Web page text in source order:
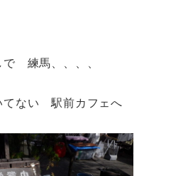
練馬、、、、
ない 駅前カフェへ